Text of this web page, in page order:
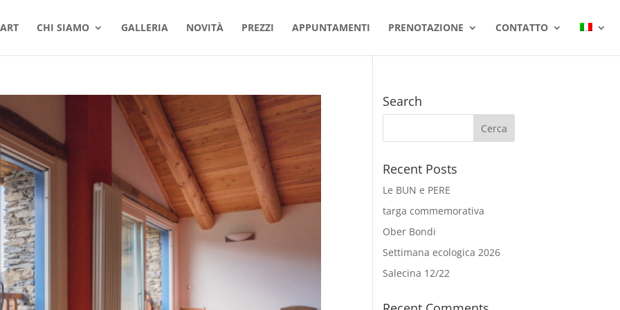
CHI SIAMO GALLERIA NOVITÀ PREZZI APPUNTAMENTI PRENOTAZIONE CONTATTO
Search
Recent Posts
Le BUN e PERE
targa commemorativa
Ober Bondi
Settimana ecologica 2026
Salecina 12/22